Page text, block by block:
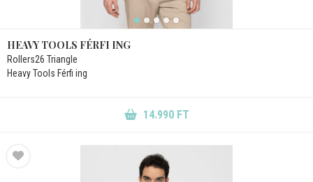
HEAVY TOOLS FÉRFI ING
Rollers26 Triangle
Heavy Tools Férfi ing
14.990 FT